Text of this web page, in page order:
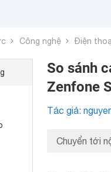
Công nghệ Điện
So sánh
Zenfone
Tác giả:
Chuyển tới